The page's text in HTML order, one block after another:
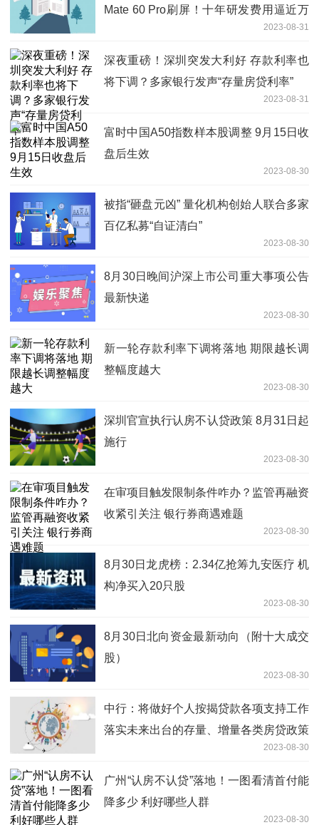
Mate 60 Pro刷屏！十年研发费用逼近万
2023-08-31
深夜重磅！深圳突发大利好 存款利率也
将下调？多家银行发声“存量房贷利率”
2023-08-31
富时中国A50指数样本股调整 9月15日收
盘后生效
2023-08-30
被指“砸盘元凶” 量化机构创始人联合多家
百亿私募“自证清白”
2023-08-30
8月30日晚间沪深上市公司重大事项公告
最新快递
2023-08-30
新一轮存款利率下调将落地 期限越长调
整幅度越大
2023-08-30
深圳官宣执行认房不认贷政策 8月31日起
施行
2023-08-30
在审项目触发限制条件咋办？监管再融资
收紧引关注 银行券商遇难题
2023-08-30
8月30日龙虎榜：2.34亿抢筹九安医疗 机
构净买入20只股
2023-08-30
8月30日北向资金最新动向（附十大成交
股）
2023-08-30
中行：将做好个人按揭贷款各项支持工作
落实未来出台的存量、增量各类房贷政策
2023-08-30
广州“认房不认贷”落地！一图看清首付能
降多少 利好哪些人群
2023-08-30